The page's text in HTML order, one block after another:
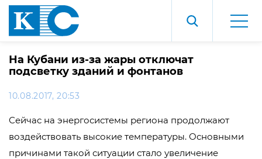
На Кубани из-за жары отключат
подсветку зданий и фонтанов
10.08.2017, 20:53
Сейчас на энергосистемы региона продолжают
воздействовать высокие температуры. Основными
причинами такой ситуации стало увеличение